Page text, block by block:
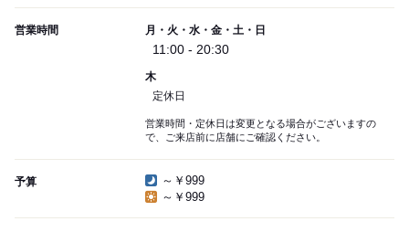
営業時間 月・火・水・金・土・日
11:00 - 20:30
木
定休日
営業時間・定休日は変更となる場合がございますの
で、ご来店前に店舗にご確認ください。
予算
～￥999
～￥999